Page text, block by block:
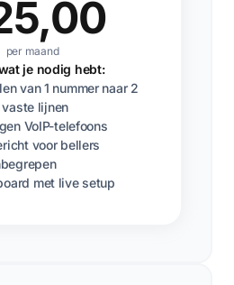
per maand
je nodig hebt:
van 1 nummer naar 2
lijnen
VoIP-telefoons
voor bellers
met live setup